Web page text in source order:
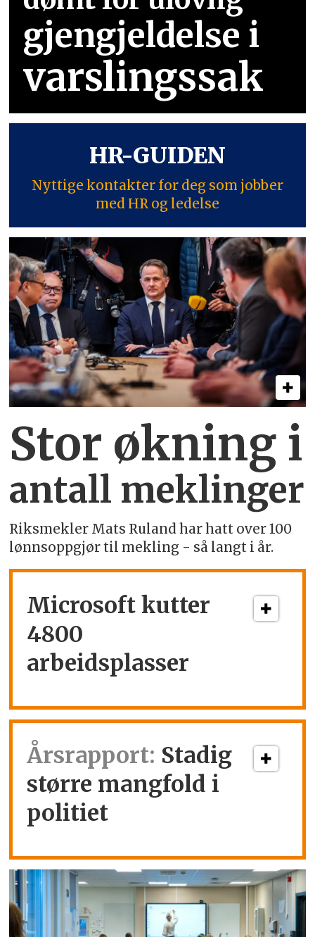
gjengjeldelse i
varslingssak
HR-GUIDEN
Nyttige kontakter for deg som jobber
med HR og ledelse
Stor økning i
antall meklinger
Riksmekler Mats Ruland har hatt over 100
lønnsoppgjør til mekling - så langt i år.
Microsoft kutter
4800
arbeidsplasser
Årsrapport: Stadig
større mangfold i
politiet